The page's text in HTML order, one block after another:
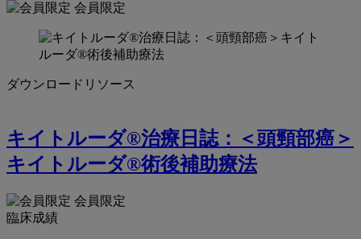
会員限定
ダウンロードリソース
キイトルーダ®治療日誌：＜頭頸部癌＞
キイトルーダ®術後補助療法
会員限定
臨床成績